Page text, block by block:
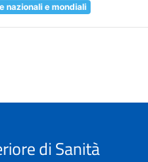
nazionali e mondiali
di Sanità